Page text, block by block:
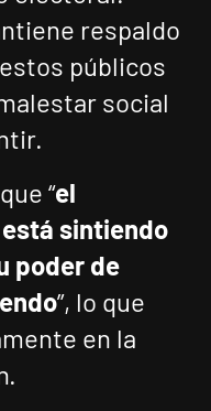
respaldo
públicos
social
“el
sintiendo
poder de
”, lo que
en la